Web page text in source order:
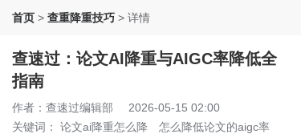
首页 > 查重降重技巧 > 详情
查速过：论文AI降重与AIGC率降低全
指南
作者：查速过编辑部
2026-05-15 02:00
关键词： 论文ai降重怎么降
怎么降低论文的aigc率